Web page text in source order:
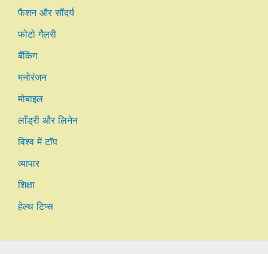
फैशन और सौंदर्य
फोटो गैलरी
बैंकिंग
मनोरंजन
मोबाइल
लाँड्री और लिनेन
विश्व में टॉप
व्यापार
शिक्षा
हेल्थ टिप्स